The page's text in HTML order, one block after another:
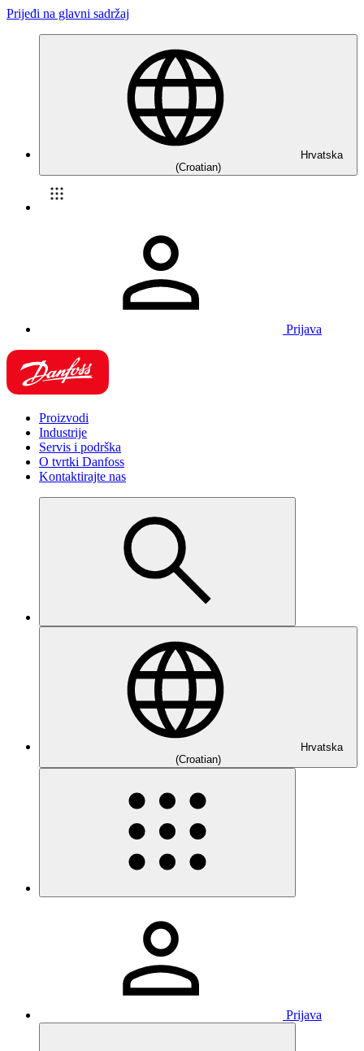
Prijeđi na glavni sadržaj
Hrvatska
(Croatian)
Prijava
Proizvodi
Industrije
Servis i podrška
O tvrtki Danfoss
Kontaktirajte nas
Hrvatska
(Croatian)
Prijava